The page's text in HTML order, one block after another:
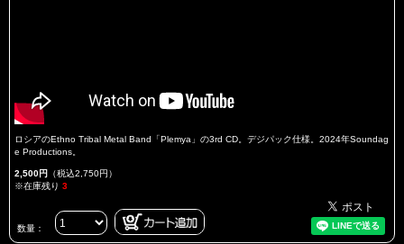
ロシアのEthno Tribal Metal Band「Plemya」の3rd CD。デジパック仕様。2024年Soundag
e Productions。
2,500円 （税込2,750円）
※在庫残り 3
数量：